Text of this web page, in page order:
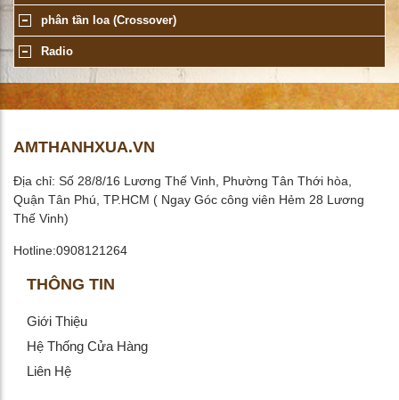
phân tần loa (Crossover)
Radio
AMTHANHXUA.VN
Địa chỉ: Số 28/8/16 Lương Thế Vinh, Phường Tân Thới hòa,
Quận Tân Phú, TP.HCM ( Ngay Góc công viên Hẻm 28 Lương
Thế Vinh)
Hotline:0908121264
THÔNG TIN
Giới Thiệu
Hệ Thống Cửa Hàng
Liên Hệ